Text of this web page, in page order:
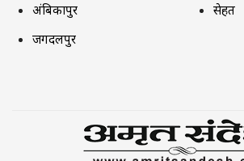
अंबिकापुर
जगदलपुर
सेहत